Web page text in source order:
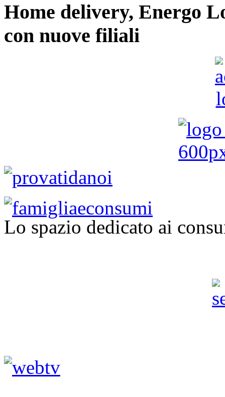
Home delivery, Energo
con nuove filiali
Lo spazio dedicato ai